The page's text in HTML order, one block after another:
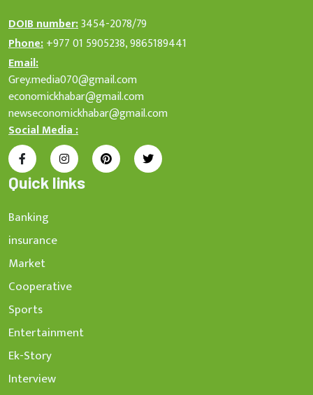
DOIB number:3454-2078/79
Phone:+977 01 5905238, 9865189441
Email:
Grey.media070@gmail.com
economickhabar@gmail.com
newseconomickhabar@gmail.com
Social Media :
Quick links
Banking
insurance
Market
Cooperative
Sports
Entertainment
Ek-Story
Interview